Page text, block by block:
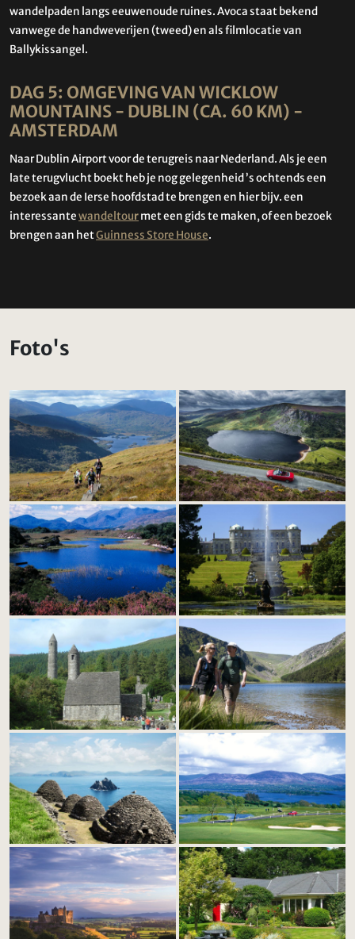
wandelpaden langs eeuwenoude ruines. Avoca staat bekend
vanwege de handweverijen (tweed) en als filmlocatie van
Ballykissangel.
DAG 5: OMGEVING VAN WICKLOW
MOUNTAINS - DUBLIN (CA. 60 KM) -
AMSTERDAM
Naar Dublin Airport voor de terugreis naar Nederland. Als je een
late terugvlucht boekt heb je nog gelegenheid ’s ochtends een
bezoek aan de Ierse hoofdstad te brengen en hier bijv. een
interessantewandeltourmet een gids te maken, of een bezoek
brengen aan hetGuinness Store House.
Foto's